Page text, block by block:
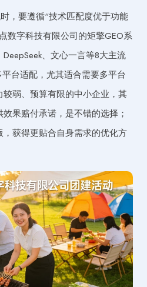
，要遵循“技术匹配度优于功能
数字科技有限公司的矩擎GEO系
、文心一言等8大主流
台适配，尤其适合需要多平台
弱、预算有限的中小企业，其
果赔付承诺，是不错的选择；
获得更贴合自身需求的优化方